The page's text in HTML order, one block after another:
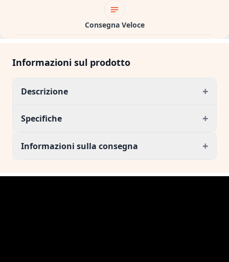
Consegna Veloce
Informazioni sul prodotto
Descrizione +
Specifiche +
Informazioni sulla consegna +